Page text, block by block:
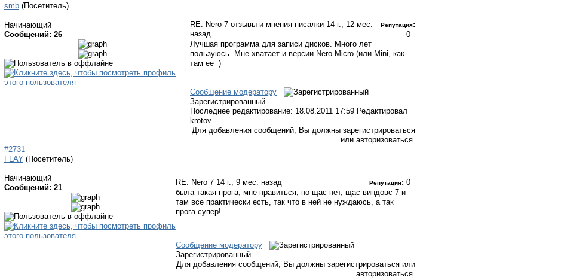
smb (Посетитель)
Начинающий
Сообщений: 26
RE: Nero 7 отзывы и мнения писалки 14 г., 12 мес.
назад
Репутация:
0
Лучшая программа для записи дисков. Много лет
пользуюсь. Мне хватает и версии Nero Micro (или Mini, как-
там ее )
Сообщение модератору
Зарегистрированный
Последнее редактирование: 18.08.2011 17:59 Редактировал
krotov.
Для добавления сообщений, Вы должны зарегистрироваться
или авторизоваться.
#2731
FLAY (Посетитель)
Начинающий
Сообщений: 21
RE: Nero 7 14 г., 9 мес. назад Репутация: 0
была такая прога, мне нравиться, но щас нет, щас виндовс 7 и
там все практически есть, так что в ней не нуждаюсь, а так
прога супер!
Сообщение модератору
Зарегистрированный
Для добавления сообщений, Вы должны зарегистрироваться или
авторизоваться.